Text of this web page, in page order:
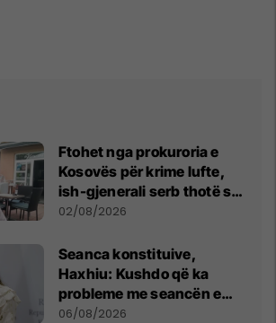
Ftohet nga prokuroria e
Kosovës për krime lufte,
ish-gjenerali serb thotë se
dikush e tradhtoi në
02/08/2026
Seanca konstituive,
Haxhiu: Kushdo që ka
probleme me seancën e
sotme e ftoj t’i drejtohet
06/08/2026